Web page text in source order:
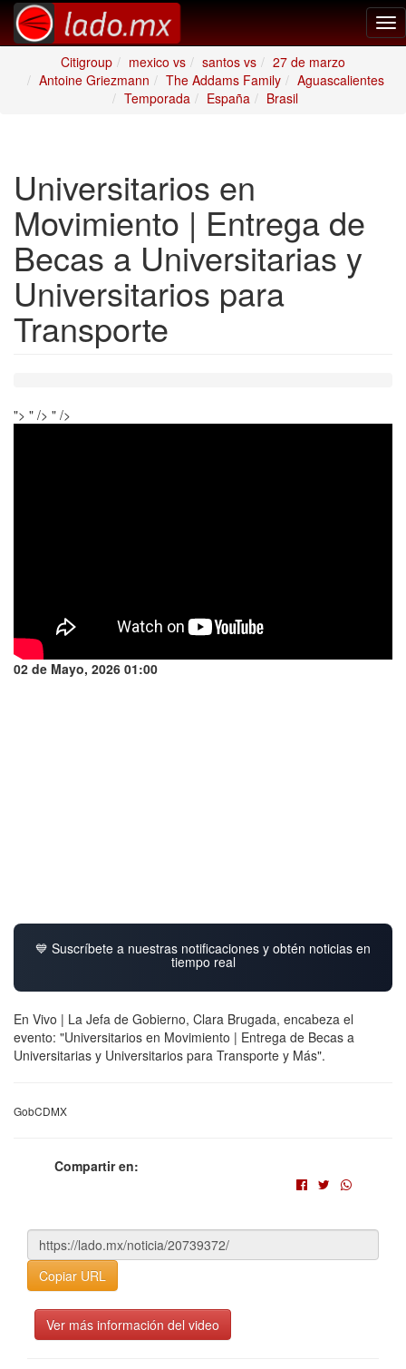
Citigroup
mexico vs santos vs
27 de marzo
Antoine Griezmann
The Addams Family
Aguascalientes
Temporada
España Brasil
Universitarios en
Movimiento | Entrega de
Becas a Universitarias y
Universitarios para
Transporte
"> " /> " />
02 de Mayo, 2026 01:00
💙 Suscríbete a nuestras notificaciones y obtén noticias en
tiempo real
En Vivo | La Jefa de Gobierno, Clara Brugada, encabeza el
evento: "Universitarios en Movimiento | Entrega de Becas a
Universitarias y Universitarios para Transporte y Más".
GobCDMX
Compartir en:
Copiar URL
Ver más información del video